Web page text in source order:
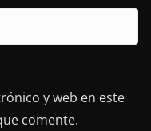
y web en este
comente.